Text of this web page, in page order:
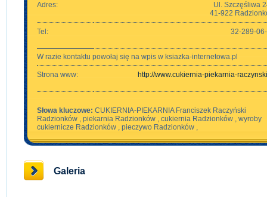
Adres:
Ul. Szczęśliwa
41-922
Tel: 32-289-
W razie kontaktu powołaj się na wpis w ksiazka-internetowa.pl
Strona www: http://www.cukiernia-piekarnia-
Słowa kluczowe: CUKIERNIA-PIEKARNIA Franciszek Raczyński
Radzionków , piekarnia Radzionków , cukiernia Radzionków , wyroby
cukiernicze Radzionków , pieczywo Radzionków ,
Galeria